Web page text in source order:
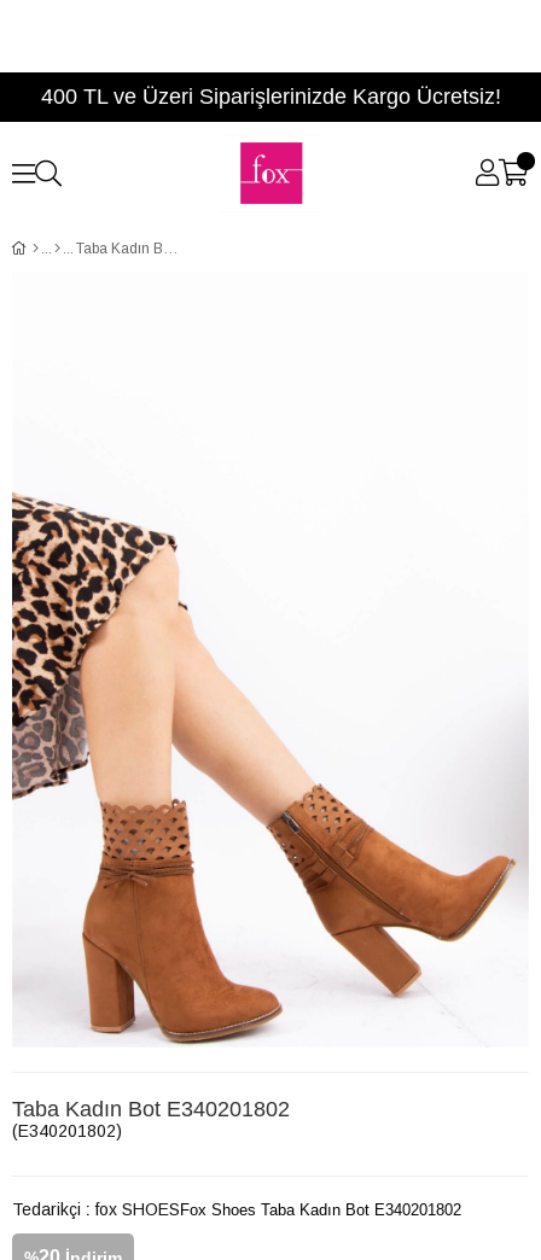
400 TL ve Üzeri Siparişlerinizde Kargo Ücretsiz!
Taba Kadın Bot E340201802
Taba Kadın Bot E340201802
(E340201802)
Tedarikçi : fox SHOES Fox Shoes Taba Kadın Bot E340201802